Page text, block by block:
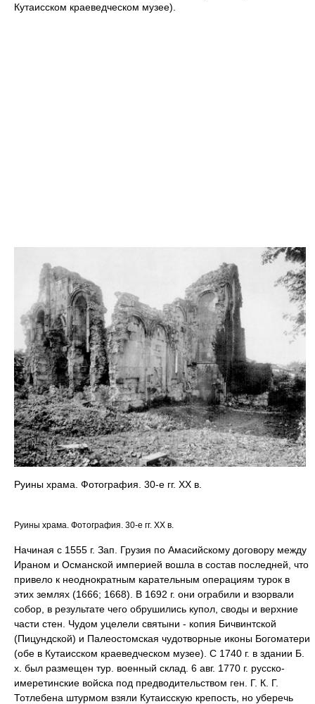
Кутаисском краеведческом музее).
Руины храма. Фотография. 30-е гг. XX в.
Руины храма. Фотография. 30-е гг. XX в.
Начиная с 1555 г. Зап. Грузия по Амасийскому договору между
Ираном и Османской империей вошла в состав последней, что
привело к неоднократным карательным операциям турок в
этих землях (1666; 1668). В 1692 г. они ограбили и взорвали
собор, в результате чего обрушились купол, своды и верхние
части стен. Чудом уцелели святыни - копия Бичвинтской
(Пицундской) и Палеостомская чудотворные иконы Богоматери
(обе в Кутаисском краеведческом музее). С 1740 г. в здании Б.
х. был размещен тур. военный склад. 6 авг. 1770 г. русско-
имеретинские войска под предводительством ген. Г. К. Г.
Тотлебена штурмом взяли Кутаисскую крепость, но уберечь